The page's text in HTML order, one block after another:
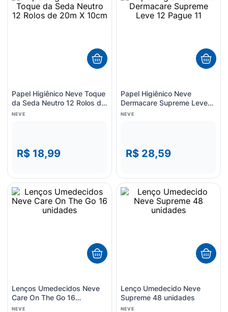
Papel Higiênico Neve Toque
da Seda Neutro 12 Rolos de
20m X 10cm
NEVE
R$ 18,99
Papel Higiênico Neve
Dermacare Supreme Leve
12 Pague 11
NEVE
R$ 28,59
Lenços Umedecidos Neve
Care On The Go 16
unidades
NEVE
Lenço Umedecido Neve
Supreme 48 unidades
NEVE
8º
esmalte
9º
lenço umedecido